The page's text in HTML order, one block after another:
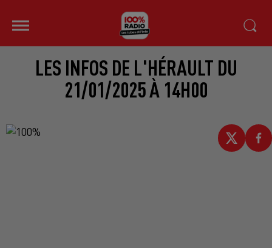
LES INFOS DE L'HÉRAULT DU
21/01/2025 À 14H00